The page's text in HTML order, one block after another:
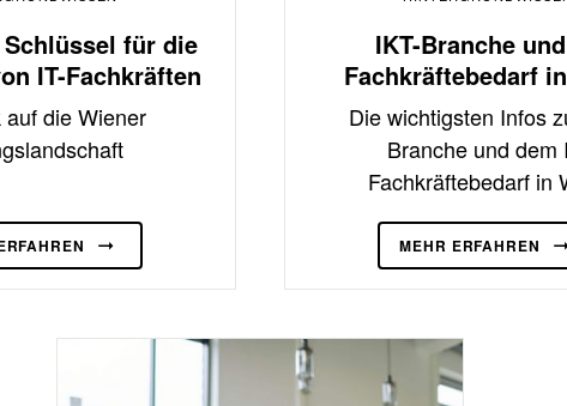
für die
IT-Fachkräften
auf die Wiener
IKT-Branche
Fachkräftebedarf
Die wichtigsten Infos
Branche und dem
Fachkräftebedarf in
MEHR ERFAHREN